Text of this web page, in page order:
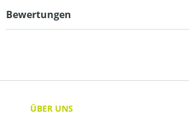
Bewertungen
ÜBER UNS